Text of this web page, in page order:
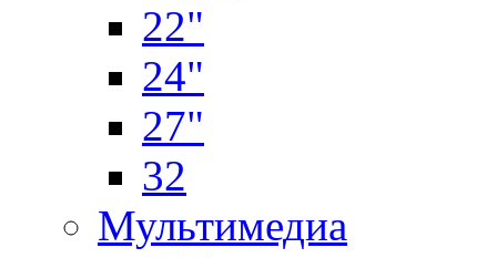
22"
24"
27"
32
Мультимедиа